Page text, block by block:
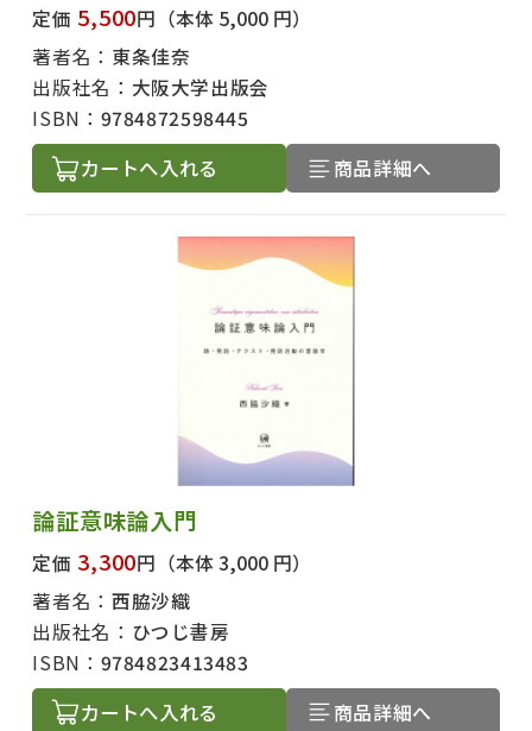
定価 5,500円 （本体 5,000 円）
著者名： 東条佳奈
出版社名： 大阪大学出版会
ISBN： 9784872598445
カートへ入れる 商品詳細へ
論証意味論入門
定価 3,300円 （本体 3,000 円）
著者名： 西脇沙織
出版社名： ひつじ書房
ISBN： 9784823413483
カートへ入れる 商品詳細へ